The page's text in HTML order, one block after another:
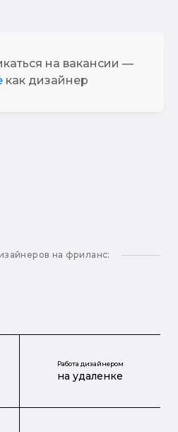
на вакансии —
как дизайнер
на фриланс:
Работа дизайнером
на удаленке